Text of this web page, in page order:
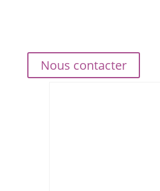
Nous contacter